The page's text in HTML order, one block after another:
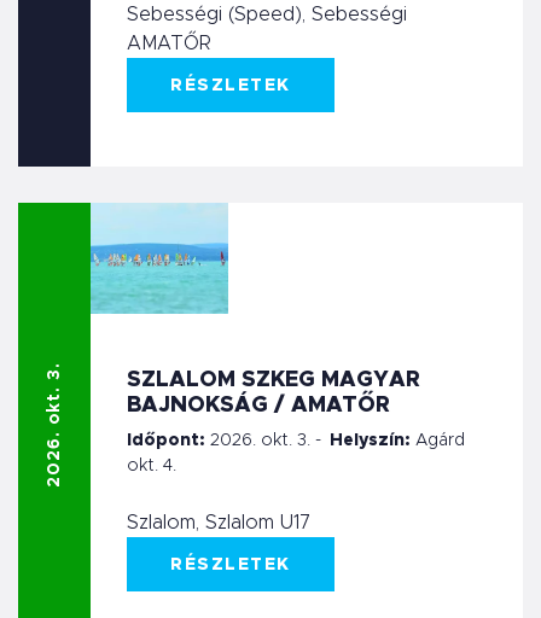
Sebességi (Speed), Sebességi
AMATŐR
RÉSZLETEK
2026. okt. 3.
SZLALOM SZKEG MAGYAR
BAJNOKSÁG / AMATŐR
Időpont: 2026. okt. 3. -
okt. 4.
Helyszín: Agárd
Szlalom, Szlalom U17
RÉSZLETEK